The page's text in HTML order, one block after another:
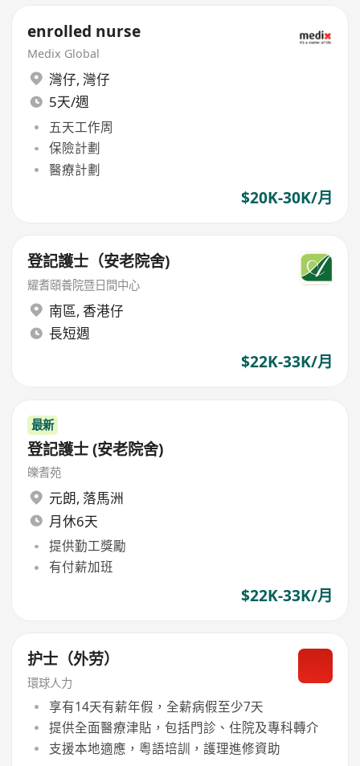
enrolled nurse
Medix Global
灣仔, 灣仔
5天/週
五天工作周
保險計劃
醫療計劃
$20K-30K/月
登記護士（安老院舍)
耀耆頤養院暨日間中心
南區, 香港仔
長短週
$22K-33K/月
最新
登記護士 (安老院舍)
皪耆苑
元朗, 落馬洲
月休6天
提供勤工獎勵
有付薪加班
$22K-33K/月
护士（外劳）
環球人力
享有14天有薪年假，全薪病假至少7天
提供全面醫療津貼，包括門診、住院及專科轉介
支援本地適應，粵語培訓，護理進修資助